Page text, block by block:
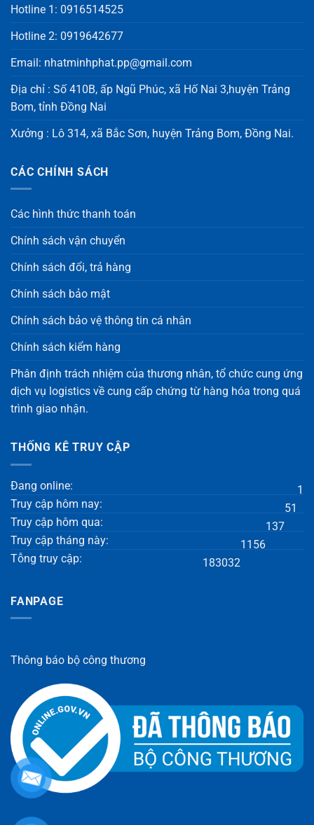
Hotline 1: 0916514525
Hotline 2: 0919642677
Email: nhatminhphat.pp@gmail.com
Địa chỉ : Số 410B, ấp Ngũ Phúc, xã Hố Nai 3,huyện Trảng
Bom, tỉnh Đồng Nai
Xưởng : Lô 314, xã Bắc Sơn, huyện Trảng Bom, Đồng Nai.
CÁC CHÍNH SÁCH
Các hình thức thanh toán
Chính sách vận chuyển
Chính sách đổi, trả hàng
Chính sách bảo mật
Chính sách bảo vệ thông tin cá nhân
Chính sách kiểm hàng
Phân định trách nhiệm của thương nhân, tổ chức cung ứng
dịch vụ logistics về cung cấp chứng từ hàng hóa trong quá
trình giao nhận.
THỐNG KÊ TRUY CẬP
1
Đang online:
51
Truy cập hôm nay:
137
Truy cập hôm qua:
1156
Truy cập tháng này:
183032
Tỗng truy cập:
FANPAGE
Thông báo bộ công thương